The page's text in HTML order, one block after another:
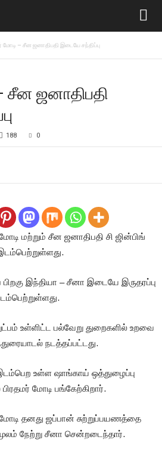
மோடி – சீன ஜனாதிபதி இடையே சந்திப்பு
சீன ஜனாதிபதி
188 0
மற்றும் சீன ஜனாதிபதி சி ஜின்பிங்
இந்தியா – சீனா இடையே இருதரப்பு
உள்ளிட்ட பல்வேறு துறைகளில் உறவை
நடத்தப்பட்டது.
உள்ள ஷாங்காய் ஒத்துழைப்பு
மோடி பங்கேற்கிறார்.
மோடி தனது ஜப்பான் சுற்றுப்பயணத்தை
நேற்று சீனா சென்றடைந்தார்.